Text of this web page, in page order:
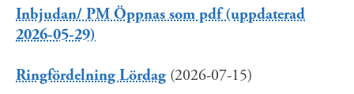
Inbjudan/ PM Öppnas som pdf (uppdaterad
2026-05-29)
Ringfördelning Lördag (2026-07-15)